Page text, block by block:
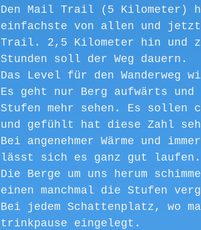
Den Mail Trail (5 Kilometer)
einfachste von allen und
Trail. 2,5 Kilometer hin und
Stunden soll der Weg dauern.
Das Level für den
Es geht nur Berg aufwärts
Stufen mehr sehen. Es sollen
und gefühlt hat diese Zahl
Bei angenehmer Wärme und
lässt sich es ganz gut laufen.
Die Berge um uns herum
einen manchmal die Stufen
Bei jedem Schattenplatz, wo
trinkpause eingelegt.